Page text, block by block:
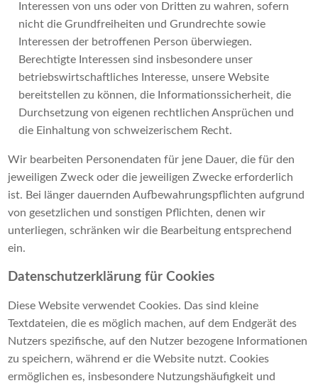
Interessen von uns oder von Dritten zu wahren, sofern
nicht die Grundfreiheiten und Grundrechte sowie
Interessen der betroffenen Person überwiegen.
Berechtigte Interessen sind insbesondere unser
betriebswirtschaftliches Interesse, unsere Website
bereitstellen zu können, die Informationssicherheit, die
Durchsetzung von eigenen rechtlichen Ansprüchen und
die Einhaltung von schweizerischem Recht.
Wir bearbeiten Personendaten für jene Dauer, die für den
jeweiligen Zweck oder die jeweiligen Zwecke erforderlich
ist. Bei länger dauernden Aufbewahrungspflichten aufgrund
von gesetzlichen und sonstigen Pflichten, denen wir
unterliegen, schränken wir die Bearbeitung entsprechend
ein.
Datenschutzerklärung für Cookies
Diese Website verwendet Cookies. Das sind kleine
Textdateien, die es möglich machen, auf dem Endgerät des
Nutzers spezifische, auf den Nutzer bezogene Informationen
zu speichern, während er die Website nutzt. Cookies
ermöglichen es, insbesondere Nutzungshäufigkeit und